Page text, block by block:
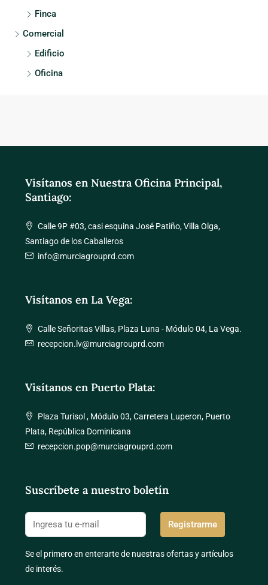
Finca
Comercial
Edificio
Oficina
Visítanos en Nuestra Oficina Principal,
Santiago:
Calle 9P #03, casi esquina José Patiño, Villa Olga,
Santiago de los Caballeros
info@murciagrouprd.com
Visítanos en La Vega:
Calle Señoritas Villas, Plaza Luna - Módulo 04, La Vega.
recepcion.lv@murciagrouprd.com
Visítanos en Puerto Plata:
Plaza Turisol , Módulo 03, Carretera Luperon, Puerto
Plata, República Dominicana
recepcion.pop@murciagrouprd.com
Suscríbete a nuestro boletín
Registrarme
Se el primero en enterarte de nuestras ofertas y artículos
de interés.